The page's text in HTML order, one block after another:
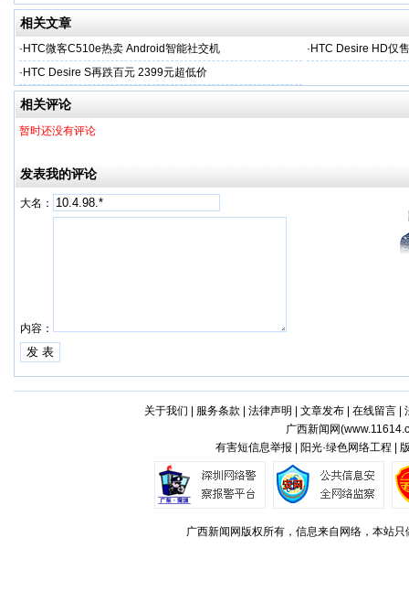
相关文章
· HTC微客C510e热卖 Android智能社交机 · HTC Desire HD仅
· HTC Desire S再跌百元 2399元超低价
相关评论
暂时还没有评论
发表我的评论
大名：
内容：
关于我们 服务条款 法律声明 文章发布| 在线留言|
广西新闻网(
有害短信息举报 | 阳光·绿色网络工程 |
广西新闻网版权所有，信息来自网络，本站